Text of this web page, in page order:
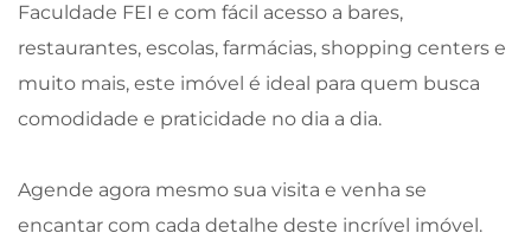
Faculdade FEI e com fácil acesso a bares,
restaurantes, escolas, farmácias, shopping centers e
muito mais, este imóvel é ideal para quem busca
comodidade e praticidade no dia a dia.
Agende agora mesmo sua visita e venha se
encantar com cada detalhe deste incrível imóvel.